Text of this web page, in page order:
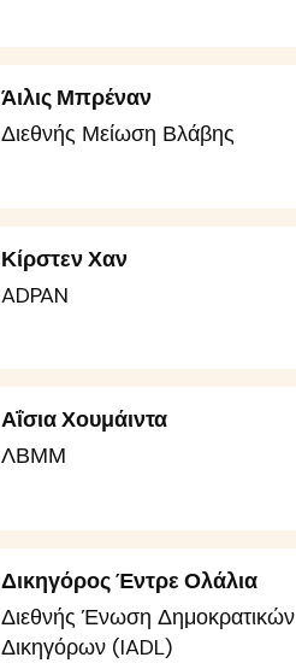
Άιλις Μπρέναν
Διεθνής Μείωση Βλάβης
Κίρστεν Χαν
ADPAN
Αΐσια Χουμάιντα
ΛΒΜΜ
Δικηγόρος Έντρε Ολάλια
Διεθνής Ένωση Δημοκρατικών
Δικηγόρων (IADL)